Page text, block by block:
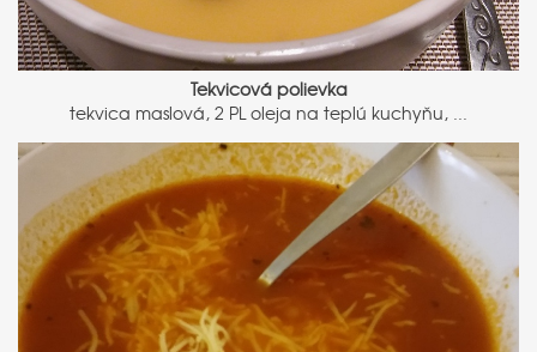
Tekvicová polievka
tekvica maslová, 2 PL oleja na teplú kuchyňu, ...